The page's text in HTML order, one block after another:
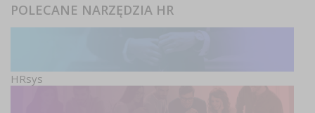
POLECANE NARZĘDZIA HR
HRsys